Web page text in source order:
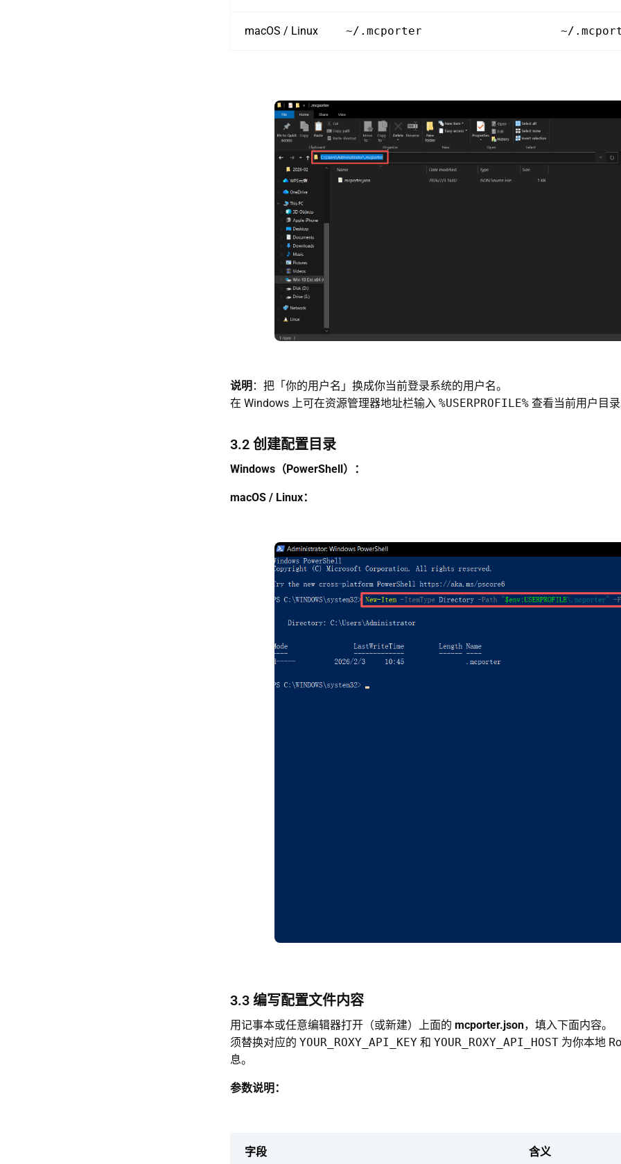
macOS / Linux ~/.mcporter ~/
说明 ：把「你的用户名」换成你当前登录系统的用户名。
在 Windows 上可在资源管理器地址栏输入 %USERPROFILE% 查看当前用户目
3.2 创建配置目录
Windows（PowerShell）：
macOS / Linux：
3.3 编写配置文件内容
用记事本或任意编辑器打开（或新建）上面的 mcporter.json，填入下面内容。
须替换对应的 YOUR_ROXY_API_KEY 和 YOUR_ROXY_API_HOST 为你本地
息。
参数说明：
字段 含义